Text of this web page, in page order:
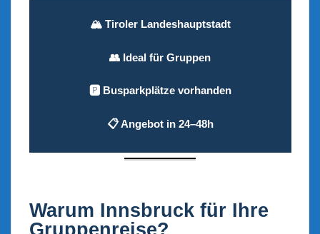
🏔️ Tiroler Landeshauptstadt
👥 Ideal für Gruppen
🅿️ Busparkplätze vorhanden
📋 Angebot in 24–48h
Warum Innsbruck für Ihre
Gruppenreise?